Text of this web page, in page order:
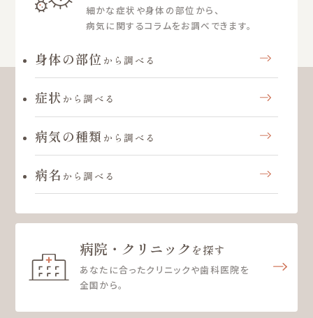
細かな症状や身体の部位から、
病気に関するコラムをお調べできます。
身体の部位 から調べる
症状 から調べる
病気の種類 から調べる
病名 から調べる
病院・クリニック を探す
あなたに合ったクリニックや歯科医院を
全国から。